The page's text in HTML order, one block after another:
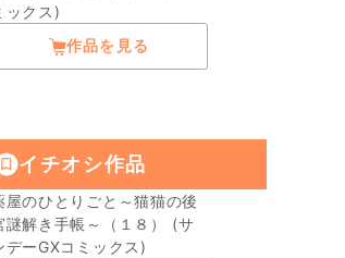
ックス)
作品を見る
イチオシ作品
屋のひとりごと～猫猫の後
謎解き手帳～（１８） (サ
デーGXコミックス)